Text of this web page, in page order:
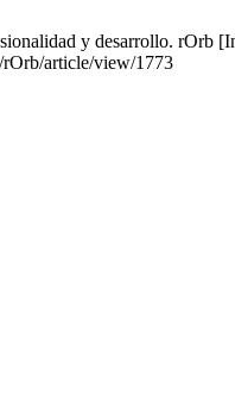
y desarrollo. rOrb
rOrb/article/view/1773